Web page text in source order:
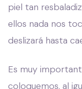
piel tan
ellos nada nos
deslizará hasta
Es muy
coloquemos, al